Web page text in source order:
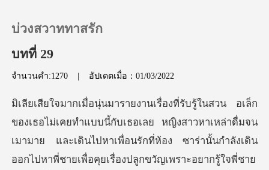
เติมเงิน
ประวัติการอ่าน
บ่วงสวาททาสรัก
บทที่ 29
จำนวนคำ:1270 | อัปเดตเมื่อ：01/03/2022
ล่าดื่มจน
เมามาย และเดินไปหาเพื่อนรักที่ห้อง ซาร่านั้นกำลังเดิน
ออกไปหาพี่ชายเพื่อคุยเรื่องปลูกขวัญเพ